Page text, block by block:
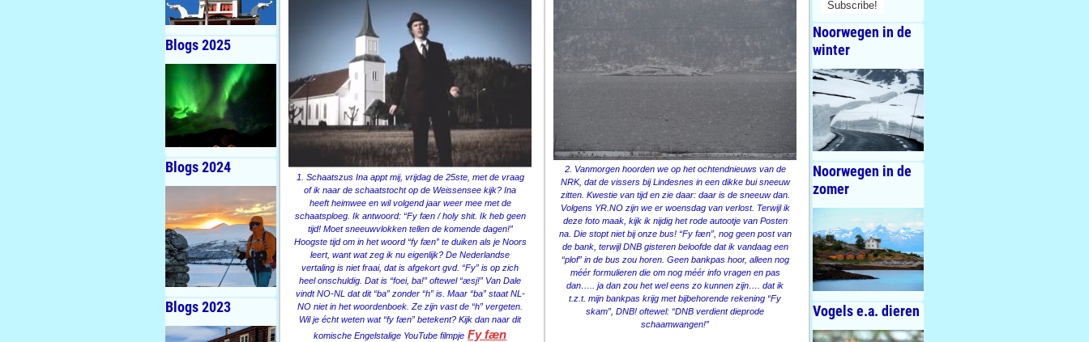
1. Schaatszus Ina appt mij, vrijdag de 25ste, met de vraag
of ik naar de schaatstocht op de Weissensee kijk? Ina
heeft heimwee en wil volgend jaar weer mee met de
schaatsploeg. Ik antwoord: “Fy fæn / holy shit. Ik heb geen
tijd! Moet sneeuwvlokken tellen de komende dagen!”
Hoogste tijd om in het woord “fy fæn” te duiken als je Noors
leert, want wat zeg ik nu eigenlijk? De Nederlandse
vertaling is niet fraai, dat is afgekort gvd. “Fy” is op zich
heel onschuldig. Dat is “foei, ba!” oftewel “æsj!” Van Dale
vindt NO-NL dat dit “ba” zonder “h” is. Maar “ba” staat NL-
NO niet in het woordenboek. Ze zijn vast de “h” vergeten.
Wil je écht weten wat “fy fæn” betekent? Kijk dan naar dit
komische Engelstalige YouTube filmpje Fy fæn
2. Vanmorgen hoorden we op het ochtendnieuws van de
NRK, dat de vissers bij Lindesnes in een dikke bui sneeuw
zitten. Kwestie van tijd en zie daar: daar is de sneeuw dan.
Volgens YR.NO zijn we er woensdag van verlost. Terwijl ik
deze foto maak, kijk ik nijdig het rode autootje van Posten
na. Die stopt niet bij onze bus! “Fy fæn”, nog geen post van
de bank, terwijl DNB gisteren beloofde dat ik vandaag een
“plof” in de bus zou horen. Geen bankpas hoor, alleen nog
méér formulieren die om nog méér info vragen en pas
dan….. ja dan zou het wel eens zo kunnen zijn…. dat ik
t.z.t. mijn bankpas krijg met bijbehorende rekening “Fy
skam”, DNB! oftewel: “DNB verdient dieprode
schaamwangen!”
Blogs 2025
Blogs 2024
Blogs 2023
Noorwegen in de
winter
Noorwegen in de
zomer
Vogels e.a. dieren